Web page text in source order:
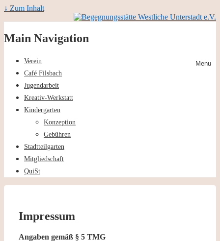
↓ Zum Inhalt
Main Navigation
Menu
Verein
Café Filsbach
Jugendarbeit
Kreativ-Werkstatt
Kindergarten
Konzeption
Gebühren
Stadtteilgarten
Mitgliedschaft
QuiSt
Impressum
Angaben gemäß § 5 TMG